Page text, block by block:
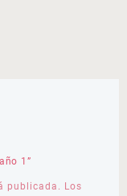
1”
publicada. Los